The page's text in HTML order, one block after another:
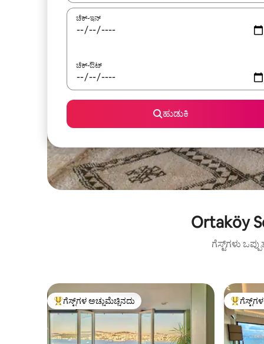
ಚೆಕ್-ಇನ್
ಚೆಕ್-ಔಟ್
ಹುಡುಕಿ
Ortaköy
ಗೆಸ್ಟ್‌ಗಳು
ಗೆಸ್ಟ್‌ಗಳಿಗೆ ಅತಿ ಹೆಚ್ಚು ಅಚ್ಚುಮೆಚ್ಚಿನದು
ಗೆಸ್ಟ್‌ಗಳ ಅಚ್ಚುಮೆಚ್ಚಿನದು ಗೆಸ್ಟ್‌ಗಳಿಗೆ